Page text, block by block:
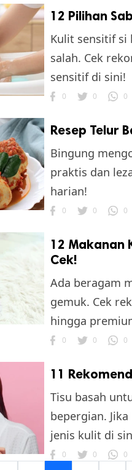
12 Pilihan
Kulit sensitif si
salah. Cek
sensitif di sini!
0 0 0
Resep Telur
Bingung
praktis dan
harian!
0 0 0
12 Makanan
Cek!
Ada beragam
gemuk. Cek
hingga
0 0 0
11
Tisu basah
bepergian.
jenis kulit di
0 0 0